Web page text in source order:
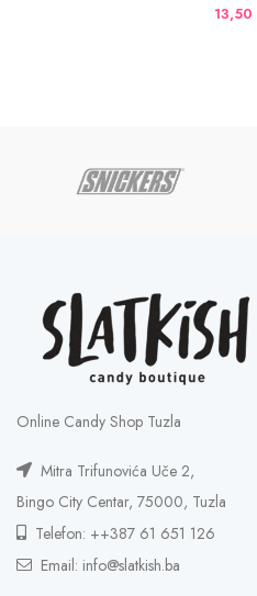
13,50
Online Candy Shop Tuzla
Mitra Trifunovića Uče 2,
Bingo City Centar, 75000, Tuzla
Telefon: ++387 61 651 126
Email: info@slatkish.ba